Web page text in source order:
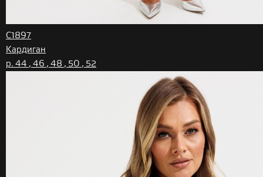
C1897
Кардиган
р. 44 , 46 , 48 , 50 , 52